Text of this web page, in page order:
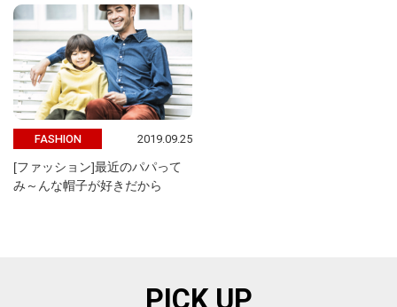
FASHION 2019.09.25
[ファッション]最近のパパって
み～んな帽子が好きだから
PICK UP